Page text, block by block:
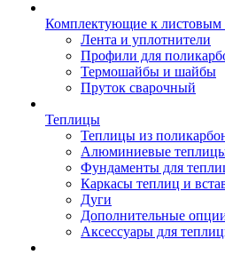
Комплектующие к листовым
Лента и уплотнители
Профили для
Термошайбы и шайбы
Пруток сварочный
Теплицы
Теплицы из
Алюминиевые
Фундаменты для
Каркасы теплиц и
Дуги
Дополнительные
Аксессуары для